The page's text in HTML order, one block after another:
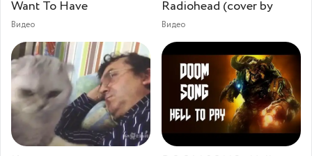
Want To Have
Видео
Radiohead (cover by
Видео